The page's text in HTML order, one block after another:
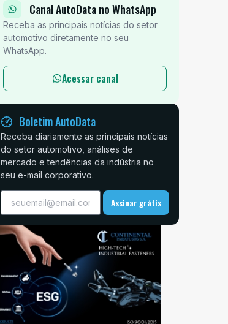
Canal AutoData no WhatsApp
Receba as principais notícias do setor
automotivo diretamente no seu
WhatsApp.
Acessar canal
Boletim AutoData
Receba diariamente as principais notícias
do setor automotivo, análises de
mercado e tendências da indústria no
seu e-mail corporativo.
Assinar grátis